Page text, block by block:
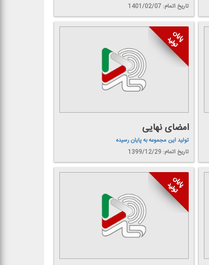
تاریخ اتمام: 1401/02/07
امضای نهایی
تولید این مجموعه به پایان رسیده
تاریخ اتمام: 1399/12/29